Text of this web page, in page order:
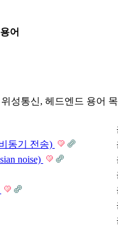
어
성통신, 헤드엔드 용어
동기 전송)
noise)